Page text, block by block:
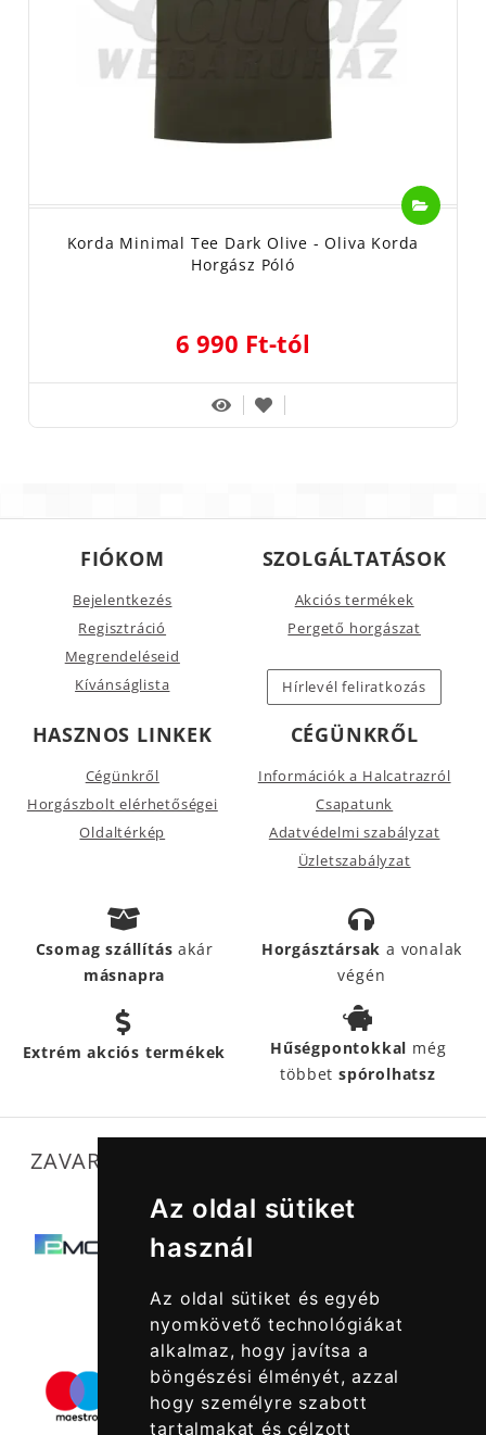
Az oldal sütiket
használ
Az oldal sütiket és egyéb
nyomkövető technológiákat
alkalmaz, hogy javítsa a
böngészési élményét, azzal
hogy személyre szabott
tartalmakat és célzott
Korda Minimal Tee Dark Olive - Oliva Korda
Horgász Póló
6 990 Ft-tól
FIÓKOM
Bejelentkezés
Regisztráció
Megrendeléseid
Kívánságlista
SZOLGÁLTATÁSOK
Akciós termékek
Pergető horgászat
Hírlevél feliratkozás
HASZNOS LINKEK
Cégünkről
Horgászbolt elérhetőségei
Oldaltérkép
CÉGÜNKRŐL
Információk a Halcatrazról
Csapatunk
Adatvédelmi szabályzat
Üzletszabályzat
Csomag szállításakár
másnapra
Horgásztársak a vonalak
végén
Extrém akciós termékek Hűségpontokkal még
többetspórolhatsz
ZAVARTALAN MŰKÖDÉSÜNKET SEGÍTIK